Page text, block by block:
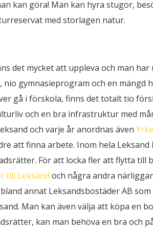
pärla
kan göra! Man kan hyra stugor,
med storlagen natur.
det mycket att uppleva och man
gymnasieprogram och en mängd
gå i förskola, finns det totalt tio
och en bra infrastruktur med
och varje år anordnas även
att finna arbete. Inom hela
För att locka fler att flytta till
till Leksand och några andra
annat Leksandsbostäder AB
Man kan även välja att köpa en
kan man behöva en bra och